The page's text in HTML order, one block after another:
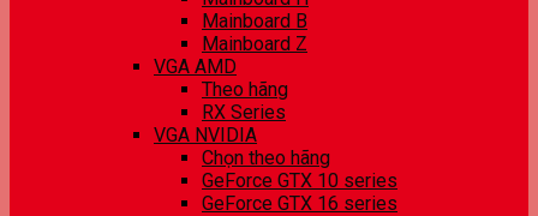
Mainboard B
Mainboard Z
VGA AMD
Theo hãng
RX Series
VGA NVIDIA
Chọn theo hãng
GeForce GTX 10 series
GeForce GTX 16 series